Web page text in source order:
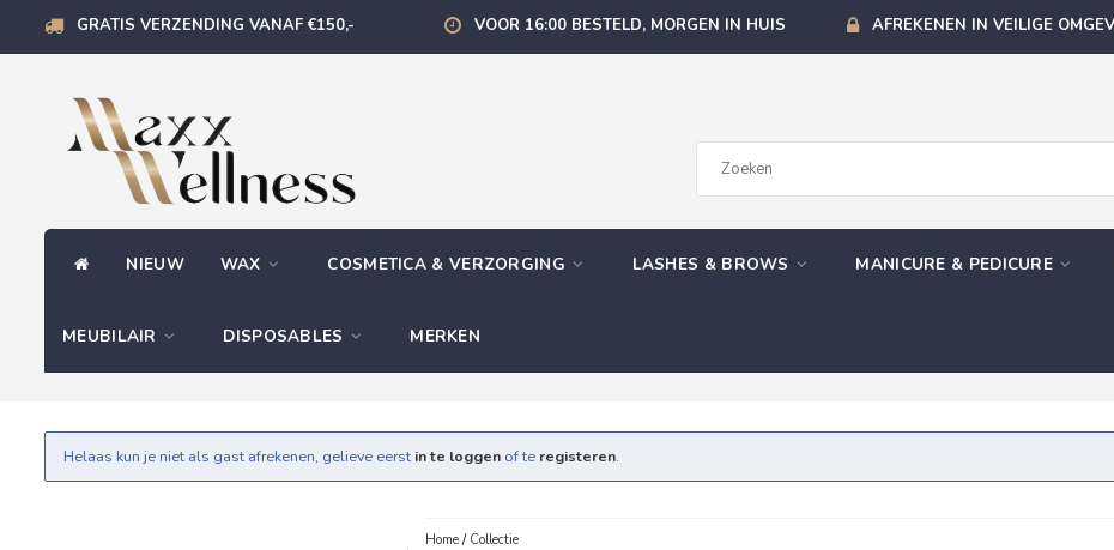
GRATIS VERZENDING VANAF €150,- VOOR 16:00 BESTELD, MORGEN IN HUIS AFREKENEN IN VEILIGE
NIEUW WAX COSMETICA & VERZORGING LASHES & BROWS MANICURE & PEDICURE
MEUBILAIR DISPOSABLES MERKEN
Helaas kun je niet als gast afrekenen, gelieve eerst in te loggen of te registeren.
Home/ Collectie